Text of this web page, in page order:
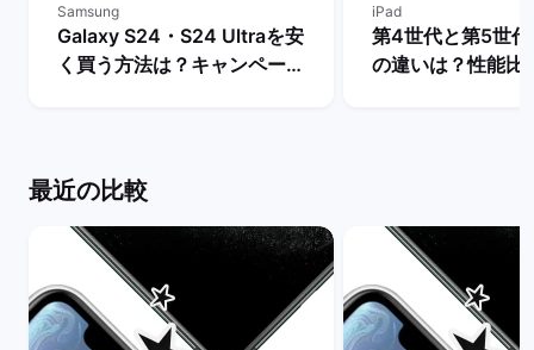
Samsung
Galaxy S24・S24 Ultraを安
く買う方法は？キャンペーン
iPad
第4世代と第5世
の違いは？性能比
最近の比較